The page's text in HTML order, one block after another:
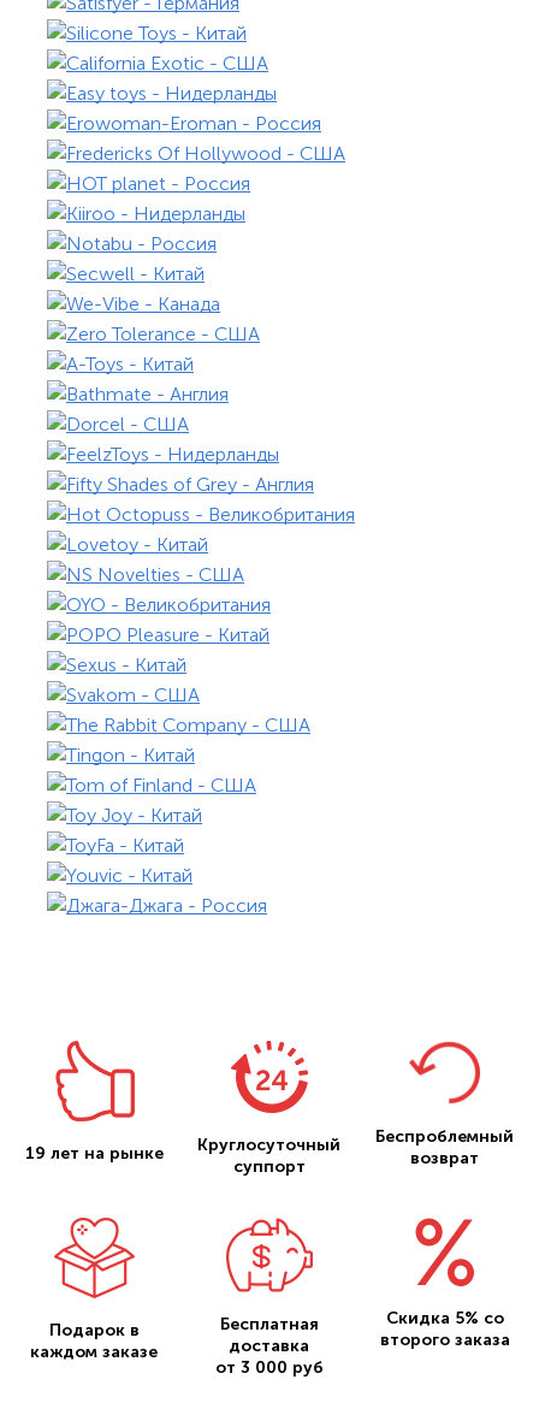
19 лет на рынке
Круглосуточный
суппорт
Беспроблемный
возврат
Подарок в
каждом заказе
Бесплатная
доставка
от 3 000 руб
Скидка 5% со
второго заказа